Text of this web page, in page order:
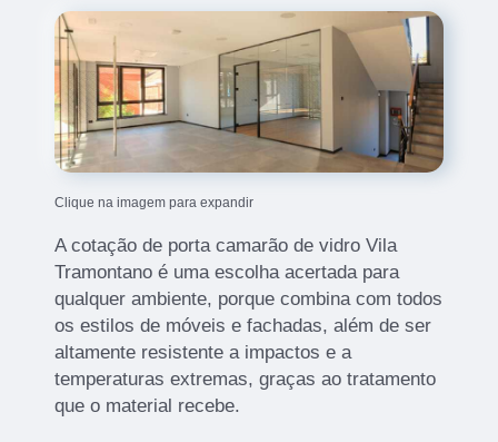
Clique na imagem para expandir
A cotação de porta camarão de vidro Vila
Tramontano é uma escolha acertada para
qualquer ambiente, porque combina com todos
os estilos de móveis e fachadas, além de ser
altamente resistente a impactos e a
temperaturas extremas, graças ao tratamento
que o material recebe.